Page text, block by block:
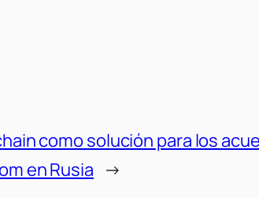
como solución para los
en Rusia →